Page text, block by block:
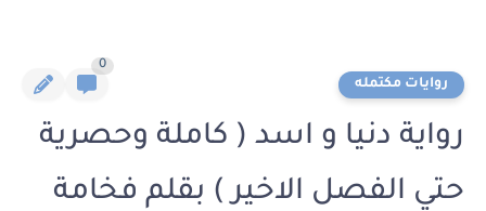
روايات مكتمله
0
رواية دنيا و اسد ( كاملة وحصرية
حتي الفصل الاخير ) بقلم فخامة